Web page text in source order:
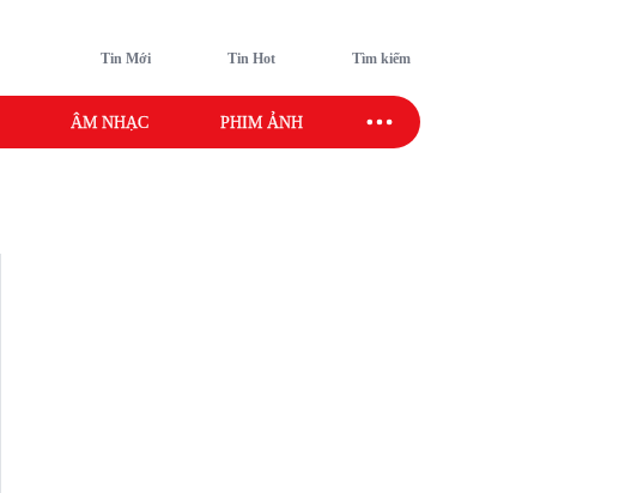
Tin Mới Tin Hot Tìm kiếm
ÂM NHẠC PHIM ẢNH SAO SPORT